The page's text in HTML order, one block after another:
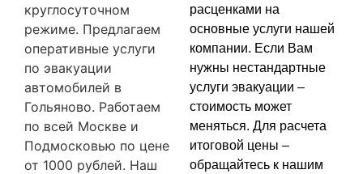
круглосуточном
режиме. Предлагаем
оперативные услуги
по эвакуации
автомобилей в
Гольяново. Работаем
по всей Москве и
Подмосковью по цене
от 1000 рублей. Наш
расценками на
основные услуги нашей
компании. Если Вам
нужны нестандартные
услуги эвакуации –
стоимость может
меняться. Для расчета
итоговой цены –
обращайтесь к нашим